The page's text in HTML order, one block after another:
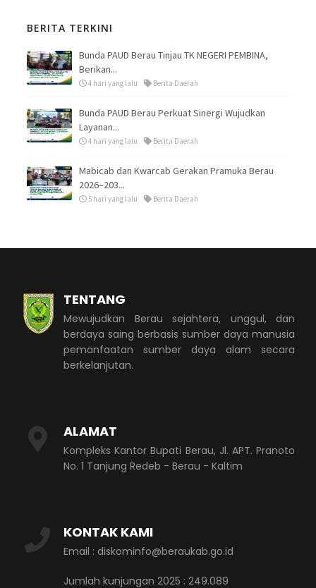
BERITA TERKINI
Bunda PAUD Berau Tinjau TK NEGERI PEMBINA,
Berikan...
4 hari yang lalu Berita Daerah
Bunda PAUD Berau Perkuat Sinergi Wujudkan
Layanan...
4 hari yang lalu Berita Daerah
Mabicab dan Kwarcab Gerakan Pramuka Berau
2026–203...
5 hari yang lalu Berita Daerah
TENTANG
Mewujudkan Berau sejahtera, unggul, dan
berdaya saing berbasis sumber daya manusia
pemanfaatan sumber daya alam secara
berkelanjutan.
ALAMAT
Kompleks Kantor Bupati Berau, Jl. APT. Pranoto
No. 1 Tanjung Redeb - Berau - Kaltim
KONTAK KAMI
Email : diskominfo@beraukab.go.id
Jumlah kunjungan 2025 : 249.089